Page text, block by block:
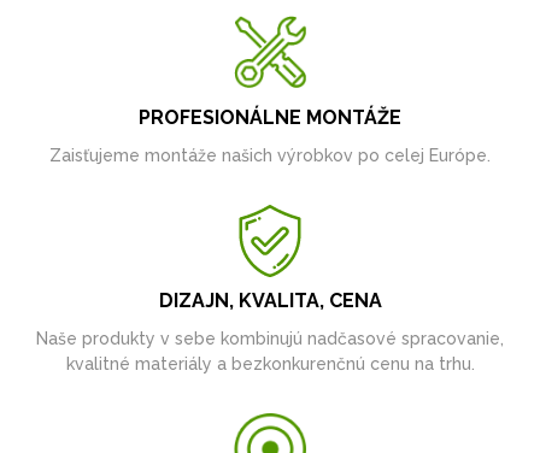
PROFESIONÁLNE MONTÁŽE
Zaisťujeme montáže našich výrobkov po celej Európe.
DIZAJN, KVALITA, CENA
Naše produkty v sebe kombinujú nadčasové spracovanie,
kvalitné materiály a bezkonkurenčnú cenu na trhu.